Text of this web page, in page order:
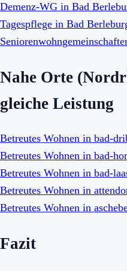
Demenz-WG in Bad
Tagespflege in Bad
Nahe Orte
gleiche Leistung
Betreutes Wohnen in bad-
Betreutes Wohnen in bad-
Betreutes Wohnen in bad-
Betreutes Wohnen in
Betreutes Wohnen in
Fazit